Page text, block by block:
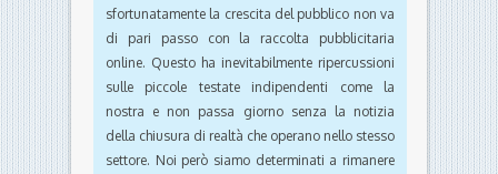
sfortunatamente la crescita del pubblico non va
di pari passo con la raccolta pubblicitaria
online. Questo ha inevitabilmente ripercussioni
sulle piccole testate indipendenti come la
nostra e non passa giorno senza la notizia
della chiusura di realtà che operano nello stesso
settore. Noi però siamo determinati a rimanere